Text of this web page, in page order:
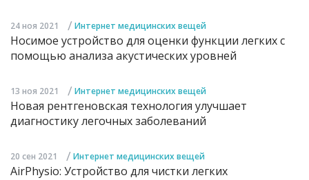
24 ноя 2021 / Интернет медицинских вещей
Носимое устройство для оценки функции легких с
помощью анализа акустических уровней
13 ноя 2021 / Интернет медицинских вещей
Новая рентгеновская технология улучшает
диагностику легочных заболеваний
20 сен 2021 / Интернет медицинских вещей
AirPhysio: Устройство для чистки легких